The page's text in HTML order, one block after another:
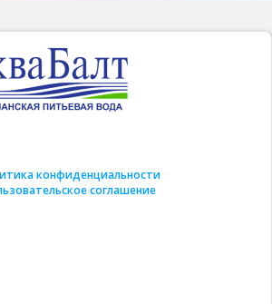
конфиденциальности
соглашение